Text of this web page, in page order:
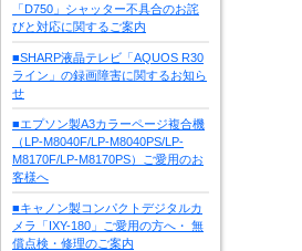
「D750」シャッター不具合のお詫
びと対応に関するご案内
■SHARP液晶テレビ「AQUOS R30
ライン」の録画障害に関するお知ら
せ
■エプソン製A3カラーページ複合機
（LP-M8040F/LP-M8040PS/LP-
M8170F/LP-M8170PS）ご愛用のお
客様へ
■キャノン製コンパクトデジタルカ
メラ「IXY-180」ご愛用の方へ・ 無
償点検・修理のご案内